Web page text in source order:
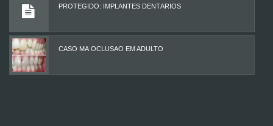
PROTEGIDO: IMPLANTES DENTÁRIOS
CASO MÁ OCLUSÃO EM ADULTO